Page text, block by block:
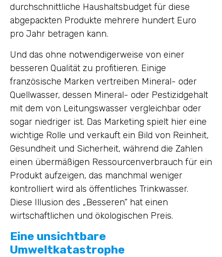
durchschnittliche Haushaltsbudget für diese
abgepackten Produkte mehrere hundert Euro
pro Jahr betragen kann.
Und das ohne notwendigerweise von einer
besseren Qualität zu profitieren. Einige
französische Marken vertreiben Mineral- oder
Quellwasser, dessen Mineral- oder Pestizidgehalt
mit dem von Leitungswasser vergleichbar oder
sogar niedriger ist. Das Marketing spielt hier eine
wichtige Rolle und verkauft ein Bild von Reinheit,
Gesundheit und Sicherheit, während die Zahlen
einen übermäßigen Ressourcenverbrauch für ein
Produkt aufzeigen, das manchmal weniger
kontrolliert wird als öffentliches Trinkwasser.
Diese Illusion des „Besseren“ hat einen
wirtschaftlichen und ökologischen Preis.
Eine unsichtbare
Umweltkatastrophe